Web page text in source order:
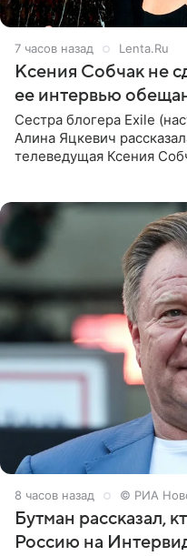
7 часов назад Lenta.Ru
Ксения Собчак не
ее интервью
Сестра блогера Exile
Алина Яцкевич
телеведущая Ксения
8 часов назад © РИА
Бутман рассказал,
Россию на